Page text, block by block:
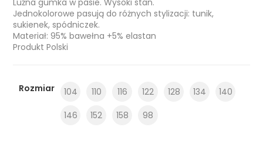
Jednokolorowe pasują do różnych stylizacji: tunik,
sukienek, spódniczek.
Materiał: 95% bawełna +5% elastan
Produkt Polski
Rozmiar 104 110 116 122 128 134
140
146
152 158 98